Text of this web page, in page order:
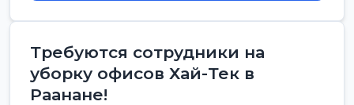
Требуются сотрудники на
уборку офисов Хай-Тек в
Раанане!